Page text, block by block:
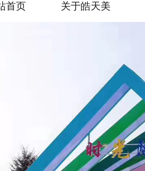
首页 关于皓天美